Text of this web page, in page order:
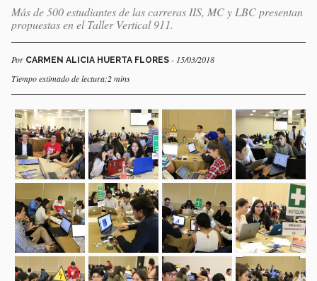
Más de 500 estudiantes de las carreras IIS, MC y LBC presentan
propuestas en el Taller Vertical 911.
Por CARMEN ALICIA HUERTA FLORES - 15/03/2018
Tiempo estimado de lectura:2 mins